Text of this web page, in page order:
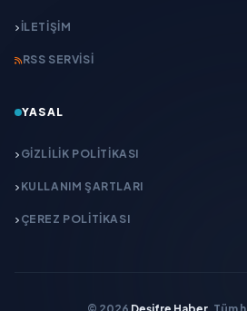
İLETIŞIM
RSS SERVISI
YASAL
GIZLILIK POLITIKASI
KULLANIM ŞARTLARI
ÇEREZ POLITIKASI